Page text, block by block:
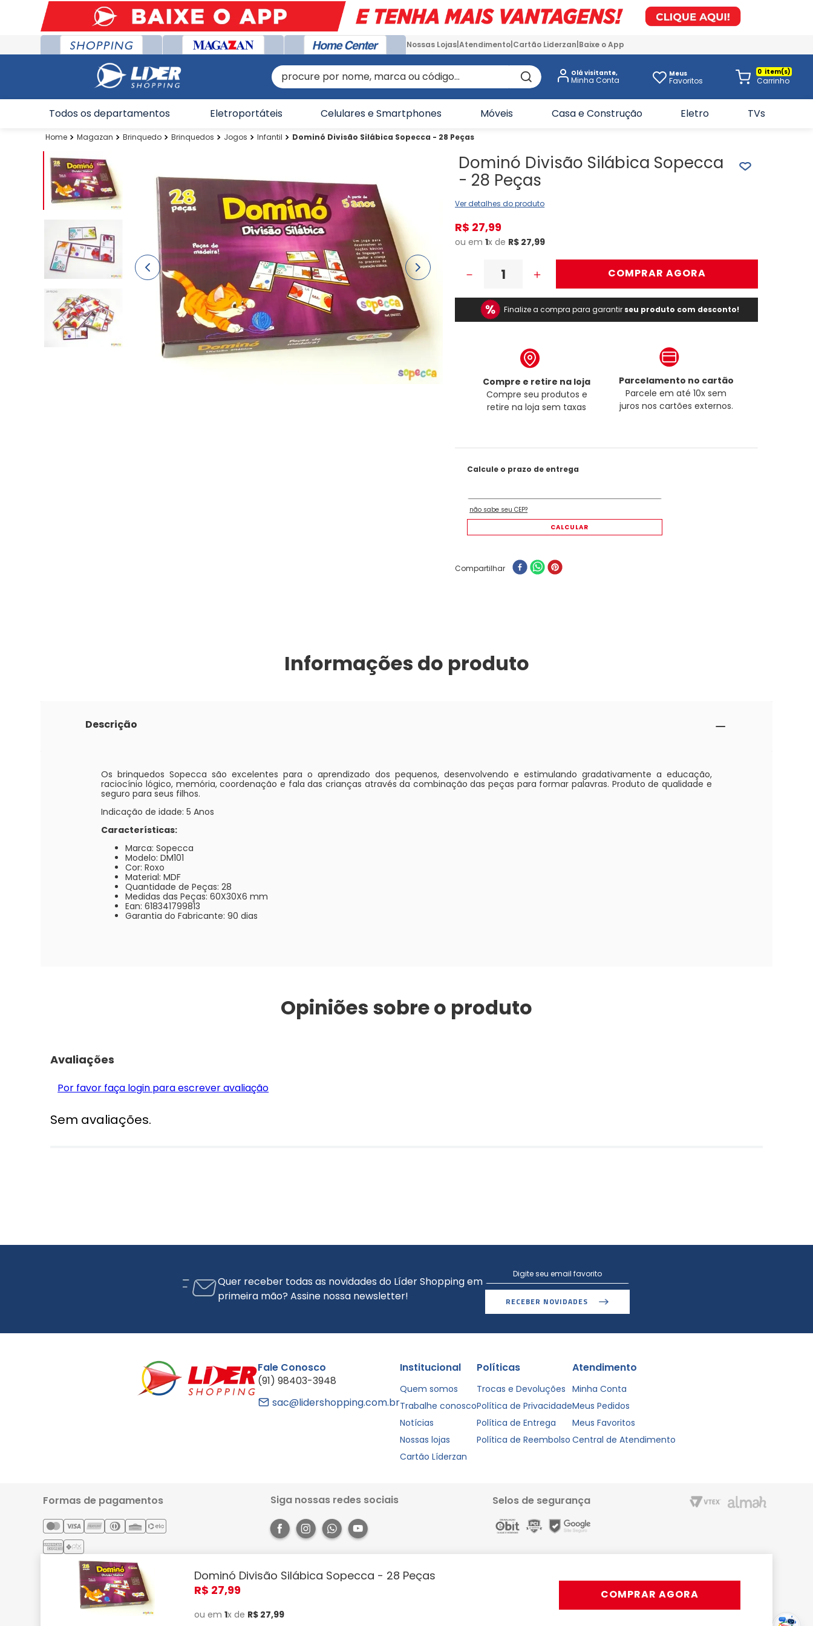
Nossas Lojas Atendimento Cartão Liderzan Baixe o App
procure por nome, marca ou código... Olá visitante, Meus
Favoritos
0
Todos os departamentos Eletroportáteis Celulares e Smartphones Móveis Casa e Construção Eletro TVs
Magazan Brinquedo Brinquedos Jogos Infantil Dominó Divisão Silábica Sopecca - 28 Peças
Dominó Divisão Silábica Sopecca
- 28 Peças
Ver detalhes do produto
R$ 27,99
ou em1x de R$ 27,99
＋
－ COMPRAR AGORA
Finalize a compra para garantir seu produto com desconto!
Compre e retire na loja
Compre seu produtos e
retire na loja sem taxas
Parcelamento no cartão
Parcele em até 10x sem
juros nos cartões externos.
Compartilhar
Dominó Divisão Silábica Sopecca - 28 Peças
R$ 27,99
ou em1x de R$ 27,99
COMPRAR AGORA
Informações do produto
Descrição
Os brinquedos Sopecca são excelentes para o aprendizado dos pequenos, desenvolvendo e estimulando gradativamente a educação,
raciocínio lógico, memória, coordenação e fala das crianças através da combinação das peças para formar palavras. Produto de qualidade e
seguro para seus filhos.
Indicação de idade: 5 Anos
Características:
Marca: Sopecca
Modelo: DM101
Cor: Roxo
Material: MDF
Quantidade de Peças: 28
Medidas das Peças: 60X30X6 mm
Ean: 618341799813
Garantia do Fabricante: 90 dias
Opiniões sobre o produto
Avaliações
Por favor faça login para escrever avaliação
Sem avaliações.
Quer receber todas as novidades do Líder Shopping em
primeira mão? Assine nossa newsletter!
RECEBER NOVIDADES
Fale Conosco
(91) 98403-3948
sac@lidershopping.com.br
Institucional
Quem somos
Trabalhe conosco
Notícias
Nossas lojas
Cartão Líderzan
Políticas
Trocas e Devoluções
Política de Privacidade
Política de Entrega
Política de Reembolso
Atendimento
Minha Conta
Meus Pedidos
Meus Favoritos
Central de Atendimento
Formas de pagamentos Siga nossas redes sociais Selos de segurança
Lider Comércio e Indústria Ltda - CNPJ: 05.054.671/0001-59 | Rua dos Pariquis, 1056 - Jurunas, Belém - PA, 66033-590. Site 100% seguro, com entrega rápida e condições especiais para o Cartão Liderzan.
Confira! Smartphones, TVs, eletrodomésticos, notebooks e muito mais. Aproveite a agilidade, praticidade e comodidade que o Líder Shopping proporciona. Acesse o site ou o App
Alterações podem ser feitas sem prévia notificação. Todas as imagens neste site são de efeito meramente ilustrativos, podendo ocorrer variações.